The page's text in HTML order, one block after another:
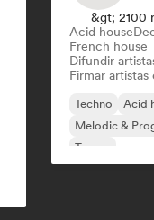
&gt; 2100
Acid house
French house
Difundir
Firmar artistas
Techno Acid
Melodic &
Trance